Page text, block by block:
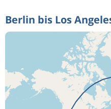
Berlin bis Los